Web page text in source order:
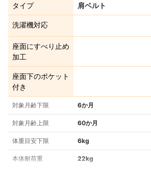
タイプ 肩ベルト
洗濯機対応
座面にすべり止め
加工
座面下のポケット
付き
対象月齢下限 6か月
対象月齢上限 60か月
体重目安下限 6kg
本体耐荷重 22kg